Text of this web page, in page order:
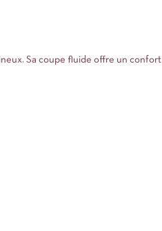
Sa coupe fluide offre un confort